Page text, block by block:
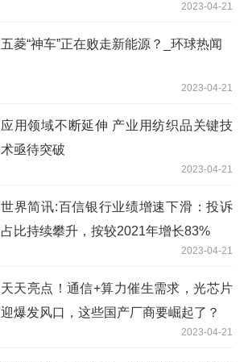
2023-04-21
五菱“神车”正在败走新能源？_环球热闻
2023-04-21
应用领域不断延伸 产业用纺织品关键技
术亟待突破
2023-04-21
世界简讯:百信银行业绩增速下滑：投诉
占比持续攀升，按较2021年增长83%
2023-04-21
天天亮点！通信+算力催生需求，光芯片
迎爆发风口，这些国产厂商要崛起了？
2023-04-21